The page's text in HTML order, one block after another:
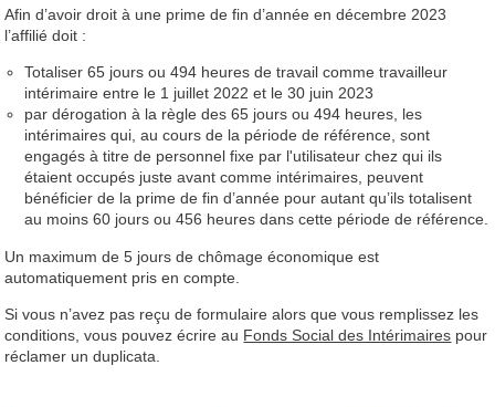
Afin d’avoir droit à une prime de fin d’année en décembre 2023
l’affilié doit :
Totaliser 65 jours ou 494 heures de travail comme travailleur
intérimaire entre le 1 juillet 2022 et le 30 juin 2023
par dérogation à la règle des 65 jours ou 494 heures, les
intérimaires qui, au cours de la période de référence, sont
engagés à titre de personnel fixe par l'utilisateur chez qui ils
étaient occupés juste avant comme intérimaires, peuvent
bénéficier de la prime de fin d’année pour autant qu’ils totalisent
au moins 60 jours ou 456 heures dans cette période de référence.
Un maximum de 5 jours de chômage économique est
automatiquement pris en compte.
Si vous n’avez pas reçu de formulaire alors que vous remplissez les
conditions, vous pouvez écrire au Fonds Social des Intérimaires pour
réclamer un duplicata.